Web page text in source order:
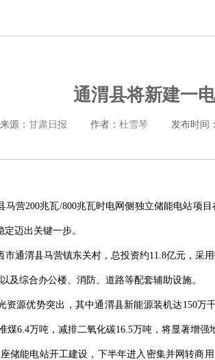
通渭县将新建一
来源： 甘肃日报 作者： 杜雪琴 发布时间：
马营200兆瓦/800兆瓦时电网侧独立储能电站项
迈出关键一步。
市通渭县马营镇东关村，总投资约11.8亿元，采
及综合办公楼、消防、道路等配套辅助设施。
资源优势突出，其中通渭县新能源装机达150
煤6.4万吨，减排二氧化碳16.5万吨，将显著增强
储能电站开工建设，下半年进入密集并网转商